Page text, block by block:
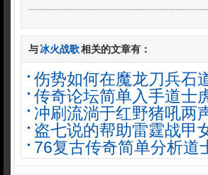
与冰火战歌相关的文章有：
伤势如何在魔龙刀兵石
传奇论坛简单入手道士
冲刷流淌于红野猪吼两
盗七说的帮助雷霆战甲
76复古传奇简单分析道